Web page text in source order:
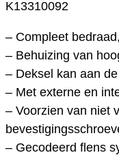
K13310092
– Compleet
– Behuizing van
– Deksel kan aan
– Met externe en
– Voorzien van niet
– Gecodeerd flens